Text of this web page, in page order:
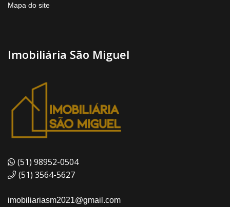
Mapa do site
Imobiliária São Miguel
(51) 98952-0504
(51) 3564-5627
imobiliariasm2021@gmail.com